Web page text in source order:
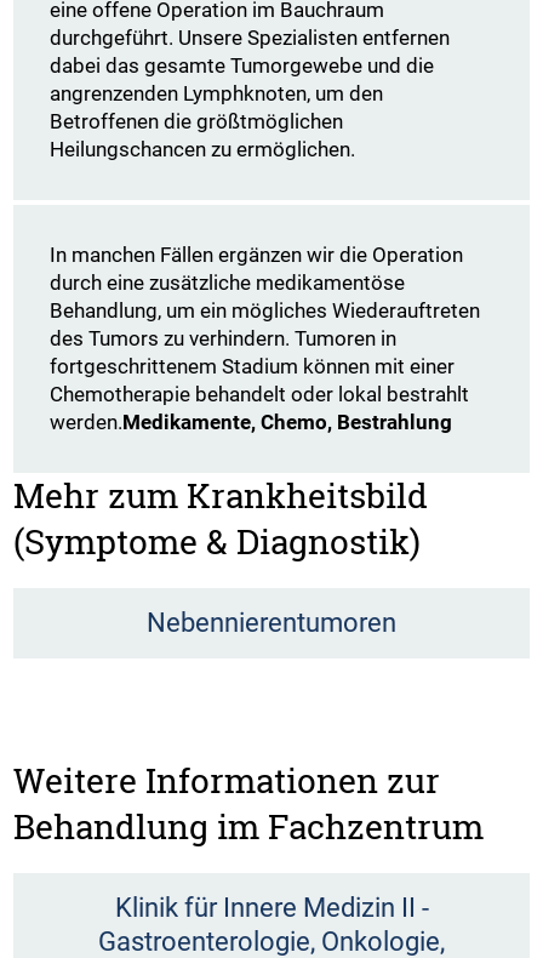
eine offene Operation im Bauchraum
durchgeführt. Unsere Spezialisten entfernen
dabei das gesamte Tumorgewebe und die
angrenzenden Lymphknoten, um den
Betroffenen die größtmöglichen
Heilungschancen zu ermöglichen.
In manchen Fällen ergänzen wir die Operation
durch eine zusätzliche medikamentöse
Behandlung, um ein mögliches Wiederauftreten
des Tumors zu verhindern. Tumoren in
fortgeschrittenem Stadium können mit einer
Chemotherapie behandelt oder lokal bestrahlt
werden.Medikamente, Chemo, Bestrahlung
Mehr zum Krankheitsbild
(Symptome & Diagnostik)
Nebennierentumoren
Weitere Informationen zur
Behandlung im Fachzentrum
Klinik für Innere Medizin II -
Gastroenterologie, Onkologie,